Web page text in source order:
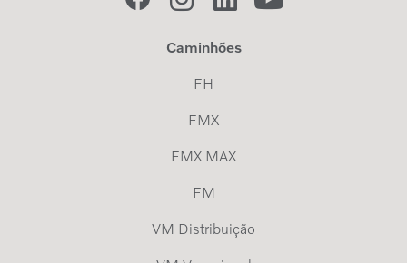
Caminhões
FH
FMX
FMX MAX
FM
VM Distribuição